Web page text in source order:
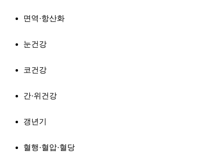
면역·항산화
눈건강
코건강
간·위건강
갱년기
혈행·혈압·혈당